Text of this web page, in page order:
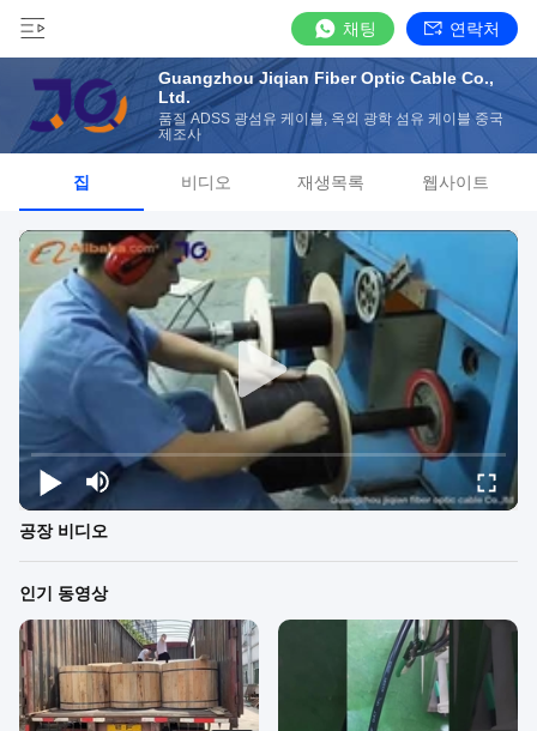
채팅 연락처
Guangzhou Jiqian Fiber Optic Cable Co.,
Ltd.
품질 ADSS 광섬유 케이블, 옥외 광학 섬유 케이블 중국
제조사
집 비디오 재생목록 웹사이트
공장 비디오
인기 동영상